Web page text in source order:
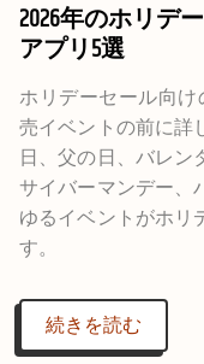
2026年のホリデ
アプリ5選
ホリデーセール向
売イベントの前に詳
日、父の日、バレン
サイバーマンデー、
ゆるイベントがホリ
す。
続きを読む